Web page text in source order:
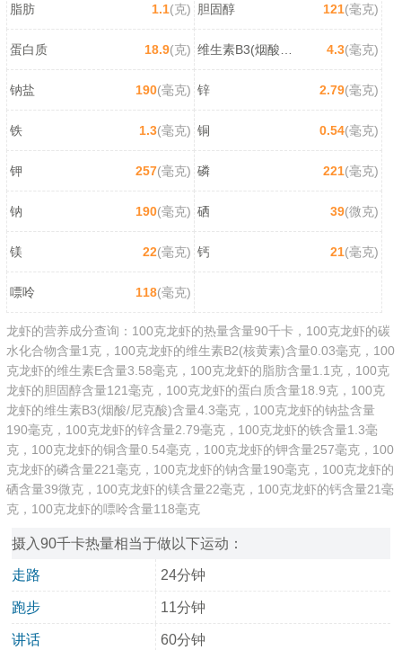
脂肪 1.1(克) 胆固醇 121(毫克)
蛋白质 18.9(克) 4.3(毫克)
钠盐 190(毫克) 锌 2.79(毫克)
铁 1.3(毫克) 铜 0.54(毫克)
钾 257(毫克) 磷 221(毫克)
钠 190(毫克) 硒 39(微克)
镁 22(毫克) 钙 21(毫克)
嘌呤 118(毫克)
龙虾的营养成分查询：100克龙虾的热量含量90千卡，100克龙虾的碳
水化合物含量1克，100克龙虾的维生素B2(核黄素)含量0.03毫克，100
克龙虾的维生素E含量3.58毫克，100克龙虾的脂肪含量1.1克，100克
龙虾的胆固醇含量121毫克，100克龙虾的蛋白质含量18.9克，100克
龙虾的维生素B3(烟酸/尼克酸)含量4.3毫克，100克龙虾的钠盐含量
190毫克，100克龙虾的锌含量2.79毫克，100克龙虾的铁含量1.3毫
克，100克龙虾的铜含量0.54毫克，100克龙虾的钾含量257毫克，100
克龙虾的磷含量221毫克，100克龙虾的钠含量190毫克，100克龙虾的
硒含量39微克，100克龙虾的镁含量22毫克，100克龙虾的钙含量21毫
克，100克龙虾的嘌呤含量118毫克
摄入90千卡热量相当于做以下运动：
走路 24分钟
跑步 11分钟
讲话 60分钟